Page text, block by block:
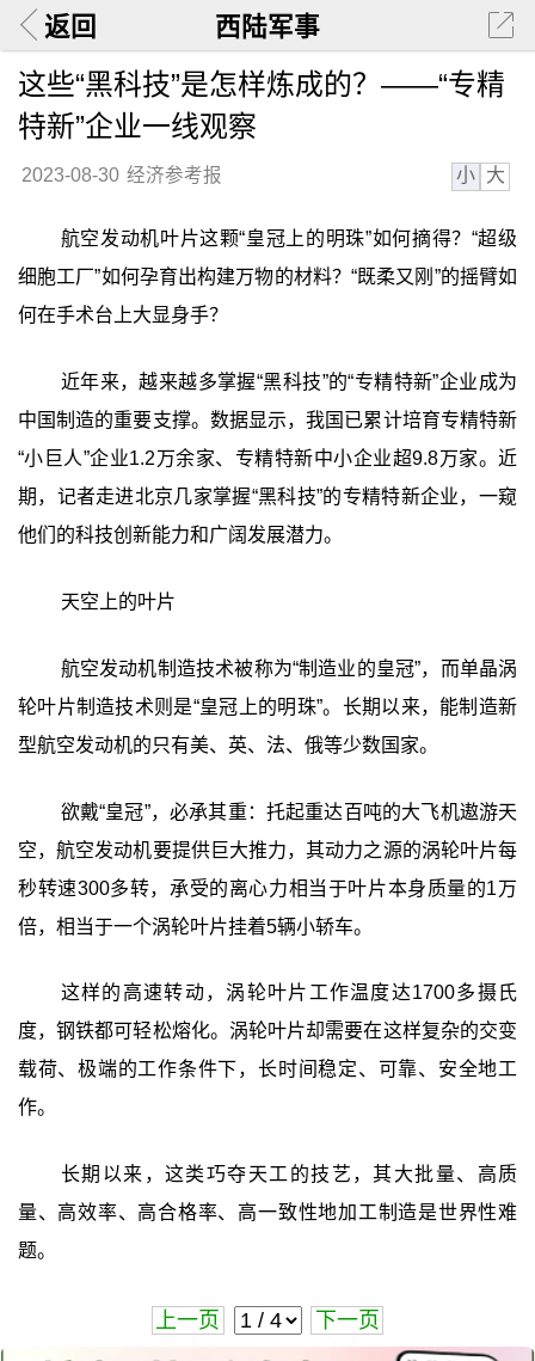
返回 西陆军事
这些“黑科技”是怎样炼成的？——“专精
特新”企业一线观察
2023-08-30 经济参考报 小 大
航空发动机叶片这颗“皇冠上的明珠”如何摘得？“超级
细胞工厂”如何孕育出构建万物的材料？“既柔又刚”的摇臂如
何在手术台上大显身手？
近年来，越来越多掌握“黑科技”的“专精特新”企业成为
中国制造的重要支撑。数据显示，我国已累计培育专精特新
“小巨人”企业1.2万余家、专精特新中小企业超9.8万家。近
期，记者走进北京几家掌握“黑科技”的专精特新企业，一窥
他们的科技创新能力和广阔发展潜力。
天空上的叶片
航空发动机制造技术被称为“制造业的皇冠”，而单晶涡
轮叶片制造技术则是“皇冠上的明珠”。长期以来，能制造新
型航空发动机的只有美、英、法、俄等少数国家。
欲戴“皇冠”，必承其重：托起重达百吨的大飞机遨游天
空，航空发动机要提供巨大推力，其动力之源的涡轮叶片每
秒转速300多转，承受的离心力相当于叶片本身质量的1万
倍，相当于一个涡轮叶片挂着5辆小轿车。
这样的高速转动，涡轮叶片工作温度达1700多摄氏
度，钢铁都可轻松熔化。涡轮叶片却需要在这样复杂的交变
载荷、极端的工作条件下，长时间稳定、可靠、安全地工
作。
长期以来，这类巧夺天工的技艺，其大批量、高质
量、高效率、高合格率、高一致性地加工制造是世界性难
题。
上一页 下一页